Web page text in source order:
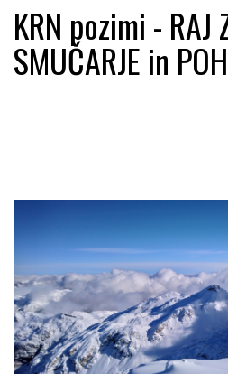
KRN pozimi - RAJ
SMUČARJE in